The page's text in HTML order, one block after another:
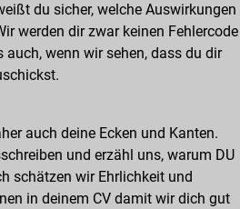
du sicher, welche Auswirkungen
werden dir zwar keinen Fehlercode
wenn wir sehen, dass du dir
auch deine Ecken und Kanten.
und erzähl uns, warum DU
schätzen wir Ehrlichkeit und
in deinem CV damit wir dich gut